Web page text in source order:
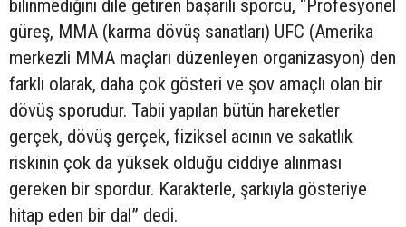
bilinmediğini dile getiren başarılı sporcu, “Profesyonel
güreş, MMA (karma dövüş sanatları) UFC (Amerika
merkezli MMA maçları düzenleyen organizasyon) den
farklı olarak, daha çok gösteri ve şov amaçlı olan bir
dövüş sporudur. Tabii yapılan bütün hareketler
gerçek, dövüş gerçek, fiziksel acının ve sakatlık
riskinin çok da yüksek olduğu ciddiye alınması
gereken bir spordur. Karakterle, şarkıyla gösteriye
hitap eden bir dal” dedi.